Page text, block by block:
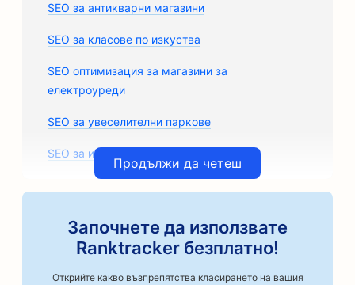
SEO за антикварни магазини
SEO за класове по изкуства
SEO оптимизация за магазини за
електроуреди
SEO за увеселителни паркове
SEO за игрални зали
кафе
Продължи да четеш
Започнете да използвате
Ranktracker безплатно!
Открийте какво възпрепятства класирането на вашия